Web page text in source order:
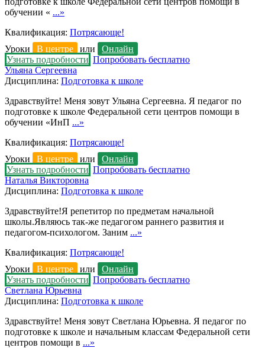
обучении « ...»
Квалификация: Потрясающе!
Уроки
В центре или
Онлайн
Узнать подробности Попробовать бесплатно
Ульяна Сергеевна
Дисциплина: Подготовка к школе
Здравствуйте! Меня зовут Ульяна Сергеевна. Я педагог по
подготовке к школе Федеральной сети центров помощи в
обучении «ИнП ...»
Квалификация: Потрясающе!
Уроки
В центре или
Онлайн
Узнать подробности Попробовать бесплатно
Наталья Викторовна
Дисциплина: Подготовка к школе
Здравствуйте!Я репетитор по предметам начальной
школы.Являюсь так-же педагогом раннего развития и
педагогом-психологом. Заним ...»
Квалификация: Потрясающе!
Уроки
В центре или
Онлайн
Узнать подробности Попробовать бесплатно
Светлана Юрьевна
Дисциплина: Подготовка к школе
Здравствуйте! Меня зовут Светлана Юрьевна. Я педагог по
подготовке к школе и начальным классам Федеральной сети
центров помощи в ...»